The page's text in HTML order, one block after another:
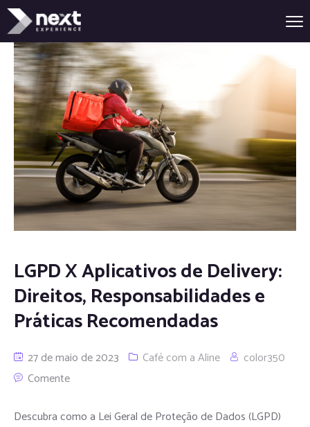
LGPD X Aplicativos de Delivery:
Direitos, Responsabilidades e
Práticas Recomendadas
27 de maio de 2023 Café com a Aline
color350
Comente
Descubra como a Lei Geral de Proteção de Dados (LGPD)